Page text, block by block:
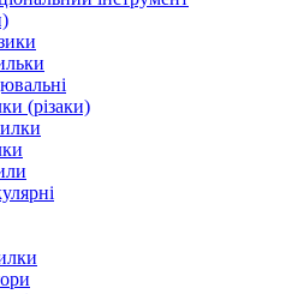
(різаки)